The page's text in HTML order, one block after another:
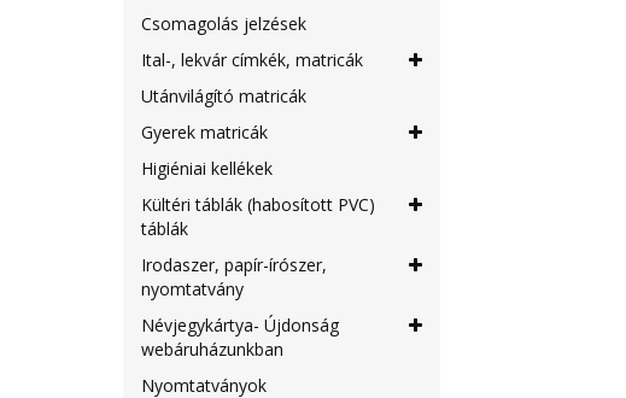
Csomagolás jelzések
Ital-, lekvár címkék, matricák
Utánvilágító matricák
Gyerek matricák
Higiéniai kellékek
Kültéri táblák (habosított PVC)
táblák
Irodaszer, papír-írószer,
nyomtatvány
Névjegykártya- Újdonság
webáruházunkban
Nyomtatványok